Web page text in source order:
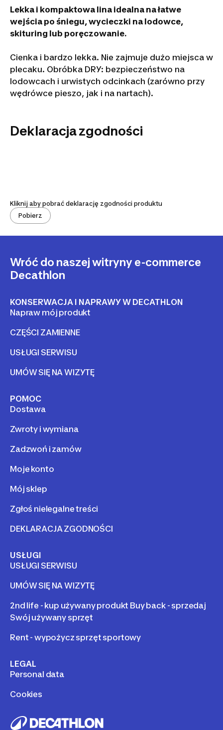
Lekka i kompaktowa lina idealna na łatwe
wejścia po śniegu, wycieczki na lodowce,
skituring lub poręczowanie.
Cienka i bardzo lekka. Nie zajmuje dużo miejsca w
plecaku. Obróbka DRY: bezpieczeństwo na
lodowcach i urwistych odcinkach (zarówno przy
wędrówce pieszo, jak i na nartach).
Deklaracja zgodności
Kliknij aby pobrać deklarację zgodności produktu
Pobierz
Wróć do naszej witryny e-commerce
Decathlon
KONSERWACJA I NAPRAWY W DECATHLON
Napraw mój produkt
CZĘŚCI ZAMIENNE
USŁUGI SERWISU
UMÓW SIĘ NA WIZYTĘ
POMOC
Dostawa
Zwroty i wymiana
Zadzwoń i zamów
Moje konto
Mój sklep
Zgłoś nielegalne treści
DEKLARACJA ZGODNOŚCI
USŁUGI
USŁUGI SERWISU
UMÓW SIĘ NA WIZYTĘ
2nd life - kup używany produkt Buy back - sprzedaj
Swój używany sprzęt
Rent - wypożycz sprzęt sportowy
LEGAL
Personal data
Cookies